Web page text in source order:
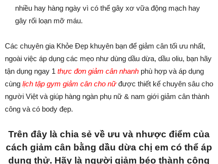
nhiều hay hàng ngày vì có thể gây xơ vữa động mạch hay
gây rối loạn mỡ máu.
Các chuyên gia Khỏe Đẹp khuyên bạn để giảm cân tối ưu nhất,
ngoài việc áp dụng các mẹo như dùng dầu dừa, dầu oliu, bạn hãy
tận dụng ngay 1 thực đơn giảm cân nhanh phù hợp và áp dụng
cùng lịch tập gym giảm cân cho nữđược thiết kế chuyên sâu cho
người Việt và giúp hàng ngàn phụ nữ & nam giới giảm cân thành
công và có body đẹp.
Trên đây là chia sẻ về ưu và nhược điểm của
cách giảm cân bằng dầu dừa chị em có thể áp
dụng thử. Hãy là người giảm béo thành công